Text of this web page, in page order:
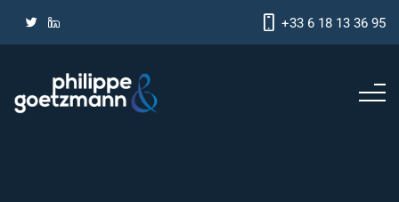
+33 6 18 13 36 95